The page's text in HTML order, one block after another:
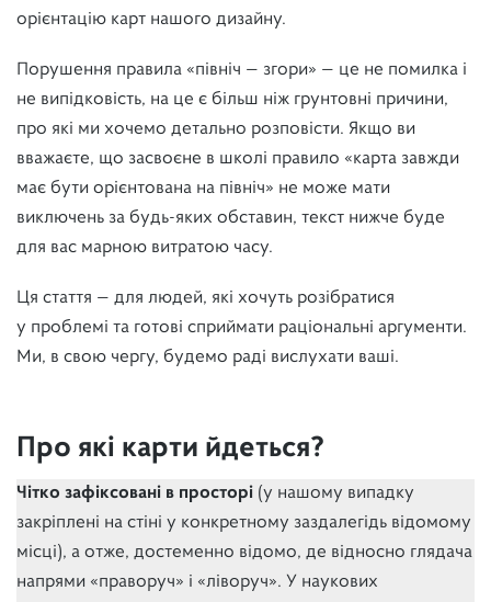
орієнтацію карт нашого дизайну.
Порушення правила «північ — згори» — це не помилка і
не випідковість, на це є більш ніж грунтовні причини,
про які ми хочемо детально розповісти. Якщо ви
вважаєте, що засвоєне в школі правило «карта завжди
має бути орієнтована на північ» не може мати
виключень за будь-яких обставин, текст нижче буде
для вас марною витратою часу.
Ця стаття — для людей, які хочуть розібратися
у проблемі та готові сприймати раціональні аргументи.
Ми, в свою чергу, будемо раді вислухати ваші.
Про які карти йдеться?
Чітко зафіксовані в просторі (у нашому випадку
закріплені на стіні у конкретному заздалегідь відомому
місці), а отже, достеменно відомо, де відносно глядача
напрями «праворуч» і «ліворуч». У наукових